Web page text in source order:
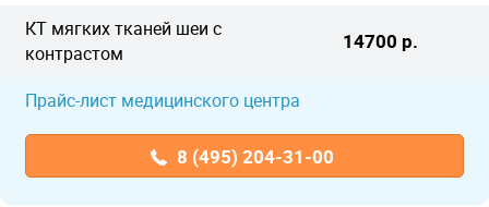
КТ мягких тканей шеи с
контрастом
14700 р.
Прайс-лист медицинского центра
8 (495) 204-31-00